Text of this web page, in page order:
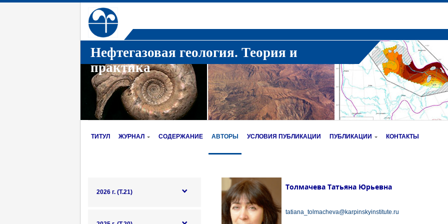
Нефтегазовая геология. Теория и
практика
ТИТУЛ ЖУРНАЛ СОДЕРЖАНИЕ АВТОРЫ УСЛОВИЯ ПУБЛИКАЦИИ ПУБЛИКАЦИИ КОНТАКТЫ
2026 г. (Т.21)
Толмачева Татьяна Юрьевна
tatiana_tolmacheva@karpinskyinstitute.ru